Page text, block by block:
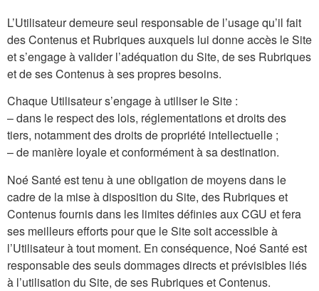
L’Utilisateur demeure seul responsable de l’usage qu’il fait
des Contenus et Rubriques auxquels lui donne accès le Site
et s’engage à valider l’adéquation du Site, de ses Rubriques
et de ses Contenus à ses propres besoins.
Chaque Utilisateur s’engage à utiliser le Site :
– dans le respect des lois, réglementations et droits des
tiers, notamment des droits de propriété intellectuelle ;
– de manière loyale et conformément à sa destination.
Noé Santé est tenu à une obligation de moyens dans le
cadre de la mise à disposition du Site, des Rubriques et
Contenus fournis dans les limites définies aux CGU et fera
ses meilleurs efforts pour que le Site soit accessible à
l’Utilisateur à tout moment. En conséquence, Noé Santé est
responsable des seuls dommages directs et prévisibles liés
à l’utilisation du Site, de ses Rubriques et Contenus.